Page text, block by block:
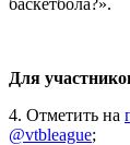
Для
4. Отметить на
@vtbleague;